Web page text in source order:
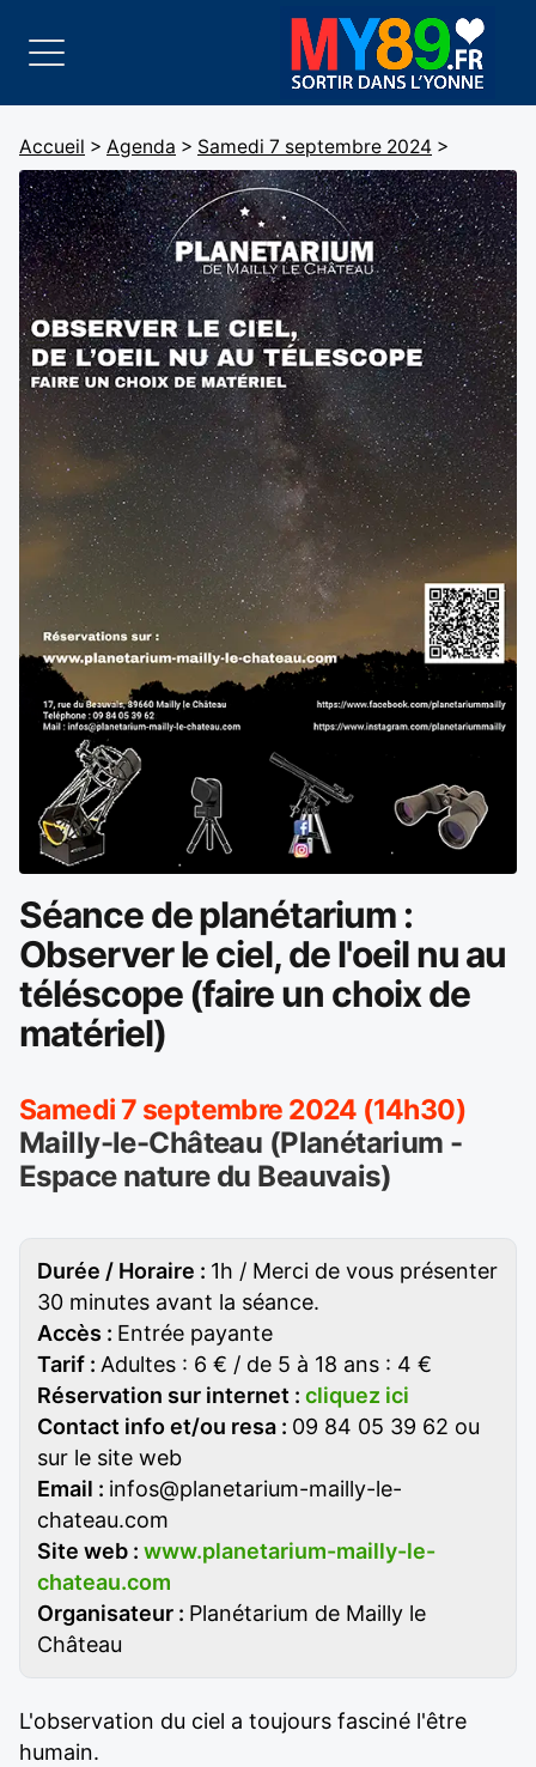
Accueil > Agenda > Samedi 7 septembre 2024 >
Séance de planétarium :
Observer le ciel, de l'oeil nu au
téléscope (faire un choix de
matériel)
Samedi 7 septembre 2024 (14h30)
Mailly-le-Château (Planétarium -
Espace nature du Beauvais)
Durée / Horaire : 1h / Merci de vous présenter
30 minutes avant la séance.
Accès : Entrée payante
Tarif : Adultes : 6 € / de 5 à 18 ans : 4 €
Réservation sur internet : cliquez ici
Contact info et/ou resa : 09 84 05 39 62 ou
sur le site web
Email : infos@planetarium-mailly-le-
chateau.com
Site web : www.planetarium-mailly-le-
chateau.com
Organisateur : Planétarium de Mailly le
Château
L'observation du ciel a toujours fasciné l'être
humain.